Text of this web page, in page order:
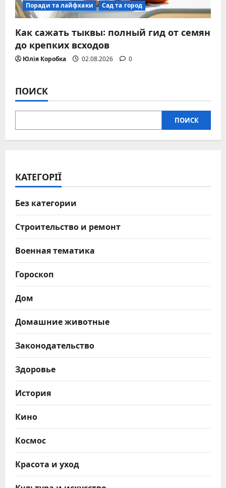
Поради та лайфхаки Сад та город
Как сажать тыквы: полный гид от семян
до крепких всходов
Юлія Коробка 02.08.2026 0
ПОИСК
ПОИСК
КАТЕГОРІЇ
Без категории
Строительство и ремонт
Военная тематика
Гороскоп
Дом
Домашние животные
Законодательство
Здоровье
История
Кино
Космос
Красота и уход